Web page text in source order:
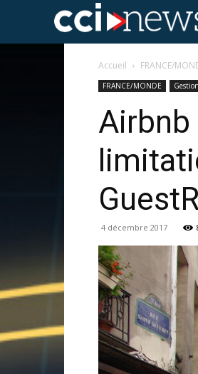
Accueil FRANCE/
FRANCE/MONDE Gestion
4 décembre 2017